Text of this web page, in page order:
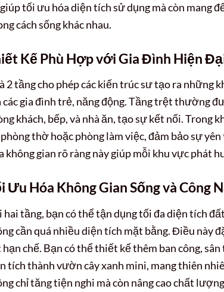
tối ưu hóa diện tích sử dụng mà còn mang
cách sống khác nhau.
Kế Phù Hợp với Gia Đình Hiện
2 tầng cho phép các kiến trúc sư tạo ra những
các gia đình trẻ, năng động. Tầng trệt thường
khách, bếp, và nhà ăn, tạo sự kết nối. Trong
thờ hoặc phòng làm việc, đảm bảo sự
không gian rõ ràng này giúp mỗi khu vực phát
Ưu Hóa Không Gian Sống và Công
hai tầng, bạn có thể tận dụng tối đa diện tích
cần quá nhiều diện tích mặt bằng. Điều này
chế. Bạn có thể thiết kế thêm ban công,
tích thành vườn cây xanh mini, mang thiên
chỉ tăng tiện nghi mà còn nâng cao chất